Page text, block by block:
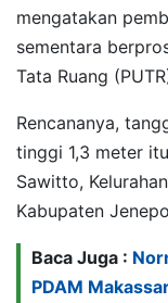
mengatakan
sementara
Tata Ruang
Rencananya,
tinggi 1,3 meter
Sawitto,
Kabupaten
Baca Juga :
PDAM